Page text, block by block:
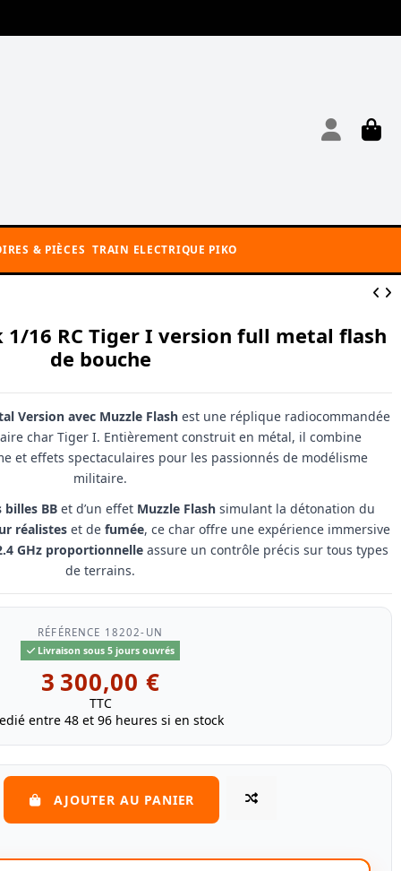
& PIÈCES TRAIN ELECTRIQUE PIKO
1/16 RC Tiger I version full metal flash
de bouche
Version avec Muzzle Flashest une réplique radiocommandée
char Tiger I. Entièrement construit en métal, il combine
et effets spectaculaires pour les passionnés de modélisme
militaire.
BB et d’un effet Muzzle Flash simulant la détonation du
réalisteset de fumée, ce char offre une expérience immersive
GHz proportionnelleassure un contrôle précis sur tous types
de terrains.
RÉFÉRENCE 18202-UN
Livraison sous 5 jours ouvrés
3 300,00 €
TTC
entre 48 et 96 heures si en stock
AJOUTER AU PANIER